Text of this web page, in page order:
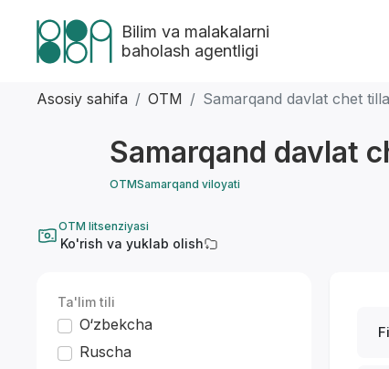
Bilim va malakalarni
baholash agentligi
Asosiy sahifa OTM Samarqand davlat chet
Samarqand davlat
OTMSamarqand viloyati
OTM litsenziyasi
Ko'rish va yuklab olish
Ta'lim tili
O‘zbekcha
Ruscha